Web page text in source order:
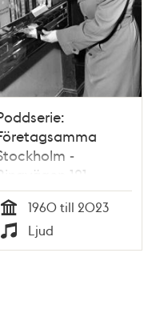
-
121,
Tid
1960 till 2023
Ljud